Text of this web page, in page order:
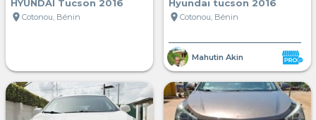
HYUNDAI Tucson 2016
location_on Cotonou, Bénin
Hyundai tucson 2016
location_on Cotonou, Bénin
Mahutin Akin